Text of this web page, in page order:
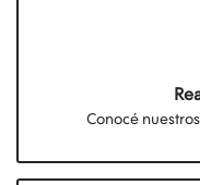
Conocé